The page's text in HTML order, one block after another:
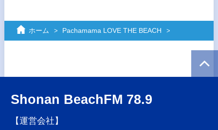
ホーム Pachamama LOVE THE BEACH
Shonan BeachFM 78.9
【運営会社】